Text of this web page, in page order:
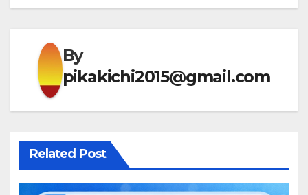
ビ
ゲ
ー
シ
ン
By
pikakichi2015@gmail.com
Related Post